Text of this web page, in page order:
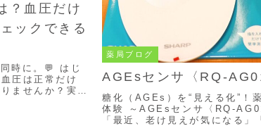
？血圧だけ
ックできる
時に。💬 はじ
圧は正常だけ
ませんか？実
薬局ブログ
AGEsセンサ〈RQ-
糖化（AGEs）を“見える化”！
体験 ～AGEsセンサ〈RQ-
「最近、老け見えが気になる」